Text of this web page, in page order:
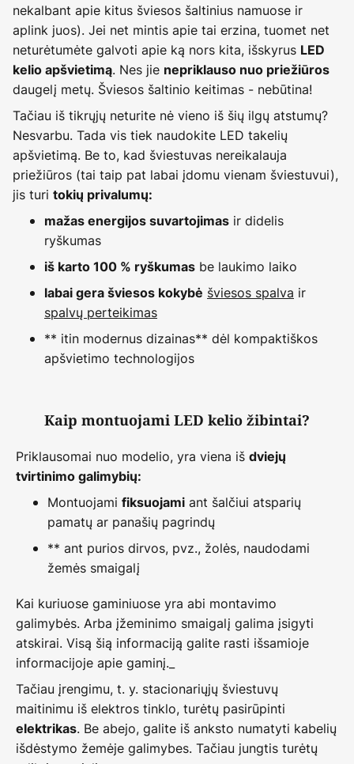
nekalbant apie kitus šviesos šaltinius namuose ir
aplink juos). Jei net mintis apie tai erzina, tuomet net
neturėtumėte galvoti apie ką nors kita, išskyrus LED
kelio apšvietimą. Nes jie nepriklauso nuo priežiūros
daugelį metų. Šviesos šaltinio keitimas - nebūtina!
Tačiau iš tikrųjų neturite nė vieno iš šių ilgų atstumų?
Nesvarbu. Tada vis tiek naudokite LED takelių
apšvietimą. Be to, kad šviestuvas nereikalauja
priežiūros (tai taip pat labai įdomu vienam šviestuvui),
jis turi tokių privalumų:
mažas energijos suvartojimas ir didelis
ryškumas
iš karto 100 % ryškumas be laukimo laiko
labai gera šviesos kokybė šviesos spalva ir
spalvų perteikimas
** itin modernus dizainas** dėl kompaktiškos
apšvietimo technologijos
Kaip montuojami LED kelio žibintai?
Priklausomai nuo modelio, yra viena iš dviejų
tvirtinimo galimybių:
Montuojami fiksuojami ant šalčiui atsparių
pamatų ar panašių pagrindų
** ant purios dirvos, pvz., žolės, naudodami
žemės smaigalį
Kai kuriuose gaminiuose yra abi montavimo
galimybės. Arba įžeminimo smaigalį galima įsigyti
atskirai. Visą šią informaciją galite rasti išsamioje
informacijoje apie gaminį._
Tačiau įrengimu, t. y. stacionariųjų šviestuvų
maitinimu iš elektros tinklo, turėtų pasirūpinti
elektrikas. Be abejo, galite iš anksto numatyti kabelių
išdėstymo žemėje galimybes. Tačiau jungtis turėtų